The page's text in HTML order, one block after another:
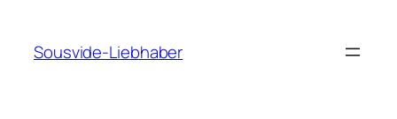
springen
Sousvide-Liebhaber